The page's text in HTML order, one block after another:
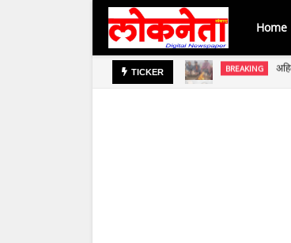
Home
TICKER
BREAKING
BREAKING